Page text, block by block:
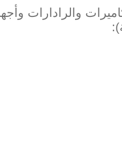
والرادارات
):